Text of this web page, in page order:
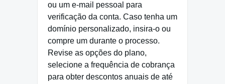
ou um e-mail pessoal para
verificação da conta. Caso tenha um
domínio personalizado, insira-o ou
compre um durante o processo.
Revise as opções do plano,
selecione a frequência de cobrança
para obter descontos anuais de até